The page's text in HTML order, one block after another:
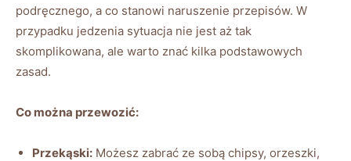
podręcznego, a co stanowi naruszenie przepisów. W
przypadku jedzenia sytuacja nie jest aż tak
skomplikowana, ale warto znać kilka podstawowych
zasad.
Co można przewozić:
Przekąski: Możesz zabrać ze sobą chipsy, orzeszki,